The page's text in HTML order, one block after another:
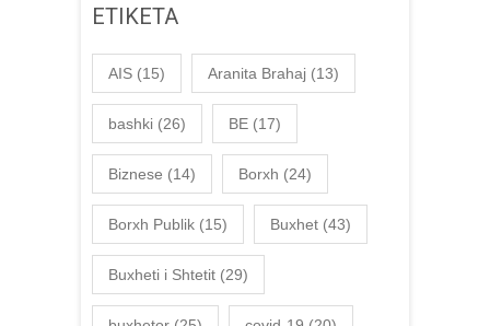
ETIKETA
AIS (15) Aranita Brahaj (13)
bashki (26) BE (17)
Biznese (14) Borxh (24)
Borxh Publik (15) Buxhet (43)
Buxheti i Shtetit (29)